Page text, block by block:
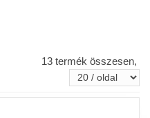
13 termék összesen,